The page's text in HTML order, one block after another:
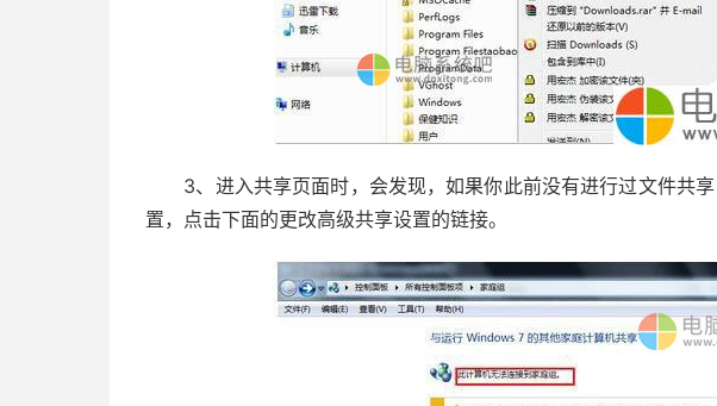
3、进入共享页面时，会发现，如果你此前没有进行过文件共享
置，点击下面的更改高级共享设置的链接。